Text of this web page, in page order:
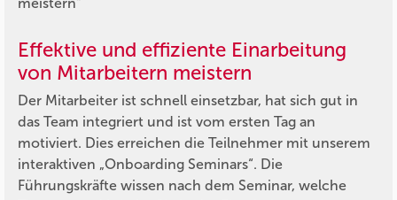
Effektive und effiziente Einarbeitung
von Mitarbeitern meistern
Der Mitarbeiter ist schnell einsetzbar, hat sich gut in
das Team integriert und ist vom ersten Tag an
motiviert. Dies erreichen die Teilnehmer mit unserem
interaktiven „Onboarding Seminars“. Die
Führungskräfte wissen nach dem Seminar, welche